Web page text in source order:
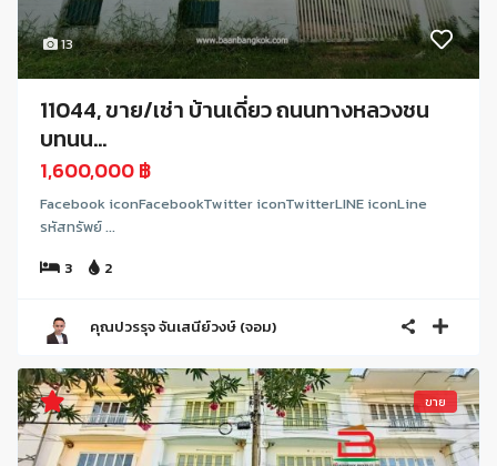
13
11044, ขาย/เช่า บ้านเดี่ยว ถนนทางหลวงชน
บทนน...
1,600,000 ฿
Facebook iconFacebookTwitter iconTwitterLINE iconLine
รหัสทรัพย์ ...
3
2
คุณปวรรุจ จันเสนีย์วงษ์ (จอม)
ขาย